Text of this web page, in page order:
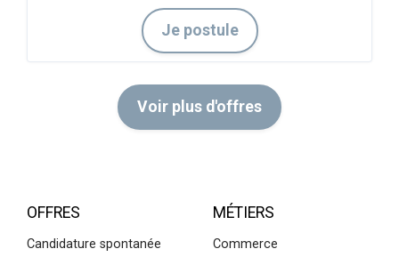
Je postule
Voir plus d'offres
OFFRES
Candidature spontanée
MÉTIERS
Commerce